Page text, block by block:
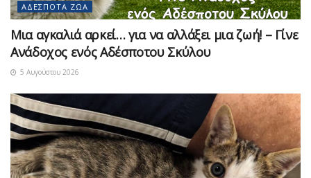
ΑΔΈΣΠΟΤΑ ΖΏΑ
Μια αγκαλιά αρκεί… για να αλλάξει μια ζωή! – Γίνε
Ανάδοχος ενός Αδέσποτου Σκύλου
5 Αυγούστου 2026